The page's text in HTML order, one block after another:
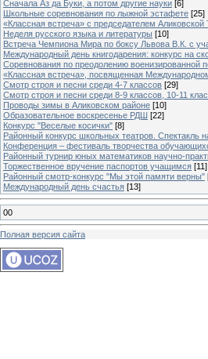
Сначала Аз да Буки, а потом другие науки [6]
Школьные соревнования по лыжной эстафете [25]
«Классная встреча» с председателем
Неделя русского языка и литературы [10]
Встреча Чемпиона Мира по боксу Львова В.К. с
Международный день книгодарения: конкурс на
Cоревнования по преодолению военизированной
«Классная встреча», посвященная
Смотр строя и песни среди 4-7 классов [29]
Смотр строя и песни среди 8-9 классов, 10-11
Проводы зимы в Аликовском районе [10]
Образовательное воскресенье РДШ [22]
Конкурс "Веселые косички" [8]
Районный конкурс школьных театров. Спектакль
Конференция – фестиваль творчества
Районный турнир юных математиков научно-
Торжественное вручение паспортов учащимся [11]
Районный смотр-конкурс "Мы этой памяти верны"
Международный день счастья [13]
00
Полная версия сайта